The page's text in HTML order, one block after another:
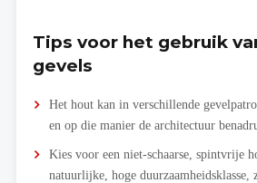
Tips voor het gebruik
gevels
Het hout kan in verschillende
en op die manier de architectuur
Kies voor een niet-schaarse, spintvrije
natuurlijke, hoge duurzaamheidsklasse,